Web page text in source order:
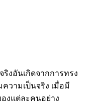
งอันเกิดจากการทรง
วามเป็นจริง เมื่อมี
งแต่ละคนอย่าง